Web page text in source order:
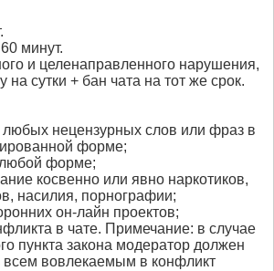
минут.
и целенаправленного нарушения,
на сутки + бан чата на тот же срок.
любых нецензурных слов или фраз в
форме;
любой форме;
косвенно или явно наркотиков,
насилия, порнографии;
он-лайн проектов;
в чате. Примечание: в случае
пункта закона модератор должен
всем вовлекаемым в конфликт